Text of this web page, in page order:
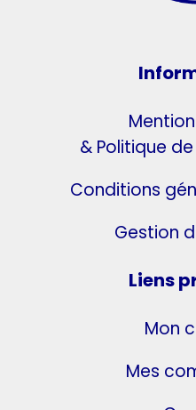
& Politique
Conditions
Gestion
Liens
Mon
Mes